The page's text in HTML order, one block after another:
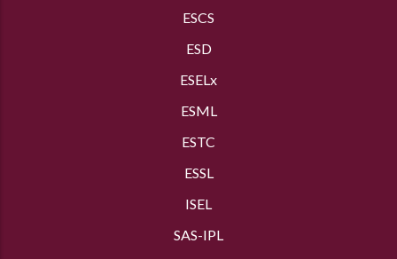
ESCS
ESD
ESELx
ESML
ESTC
ESSL
ISEL
SAS-IPL